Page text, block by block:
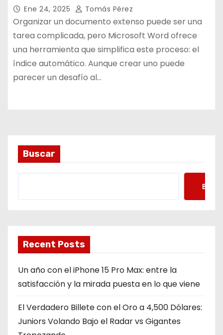
Ene 24, 2025 Tomás Pérez
Organizar un documento extenso puede ser una
tarea complicada, pero Microsoft Word ofrece
una herramienta que simplifica este proceso: el
índice automático. Aunque crear uno puede
parecer un desafío al…
Buscar
Recent Posts
Un año con el iPhone 15 Pro Max: entre la
satisfacción y la mirada puesta en lo que viene
El Verdadero Billete con el Oro a 4,500 Dólares:
Juniors Volando Bajo el Radar vs Gigantes